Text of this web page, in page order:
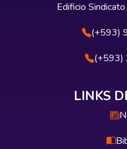
Edificio
(+593)
(+593)
LINKS